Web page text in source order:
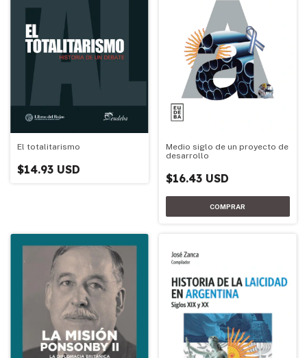
El totalitarismo
$14.93 USD
Medio siglo de un proyecto de
desarrollo
$16.43 USD